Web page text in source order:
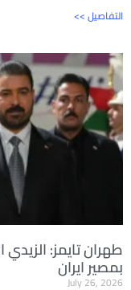
<< التفاصيل
طهران تايمز:
بمصير ايران
July 26, 2026